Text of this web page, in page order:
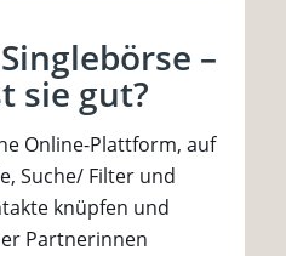
–
sie gut?
Online-Plattform, auf
Suche/ Filter und
knüpfen und
Partnerinnen